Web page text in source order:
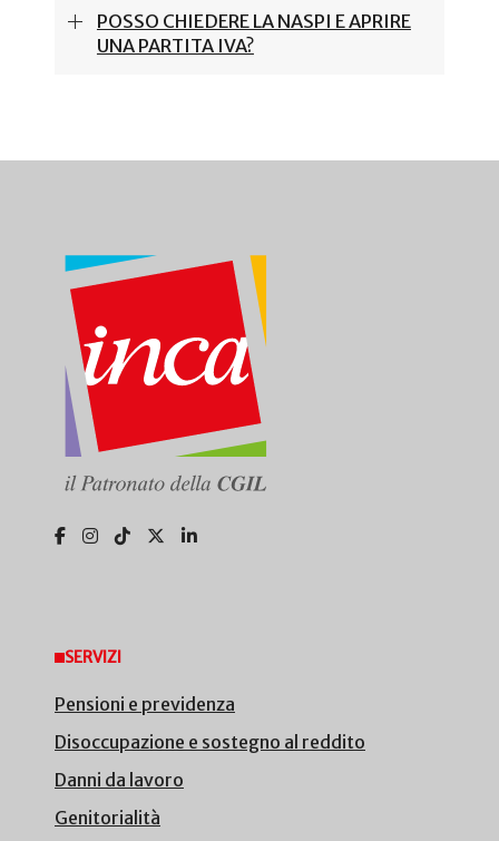
POSSO CHIEDERE LA NASPI E APRIRE
UNA PARTITA IVA?
SERVIZI
Pensioni e previdenza
Disoccupazione e sostegno al reddito
Danni da lavoro
Genitorialità